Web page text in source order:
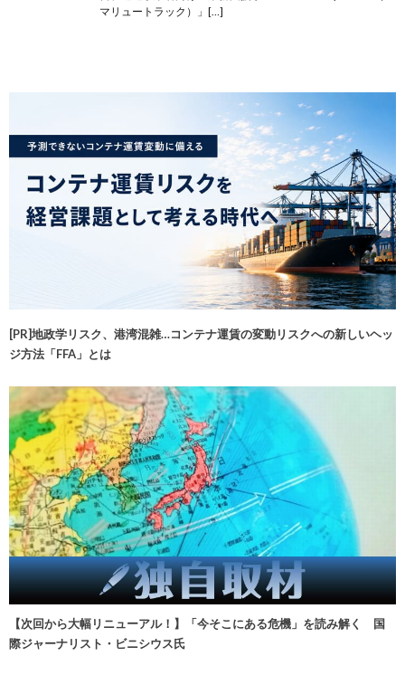
マリュートラック）」[…]
[PR]地政学リスク、港湾混雑…コンテナ運賃の変動リスクへの新しいヘッ
ジ方法「FFA」とは
【次回から大幅リニューアル！】「今そこにある危機」を読み解く 国
際ジャーナリスト・ビニシウス氏